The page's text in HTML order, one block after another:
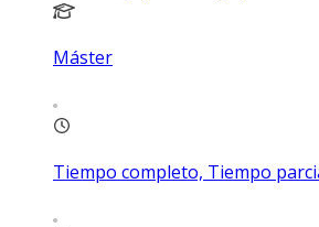
Máster
Tiempo completo, Tiempo